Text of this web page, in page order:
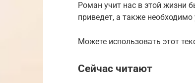
Роман учит нас в этой жизни
приведет, а также
Можете использовать этот
Сейчас читают